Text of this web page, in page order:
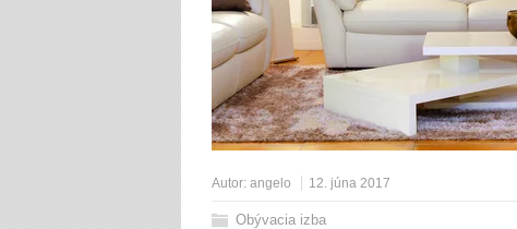
Autor: angelo 12. júna 2017
Obývacia izba